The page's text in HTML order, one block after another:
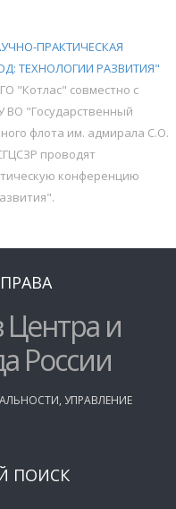
ПРАКТИЧЕСКАЯ
ТЕХНОЛОГИИ РАЗВИТИЯ"
"Котлас" совместно с
ВО "Государственный
флота им. адмирала С.О.
проводят
конференцию
Центра и
России
, УПРАВЛЕНИЕ
ПОИСК